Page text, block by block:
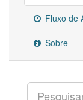
Fluxo de
Sobre